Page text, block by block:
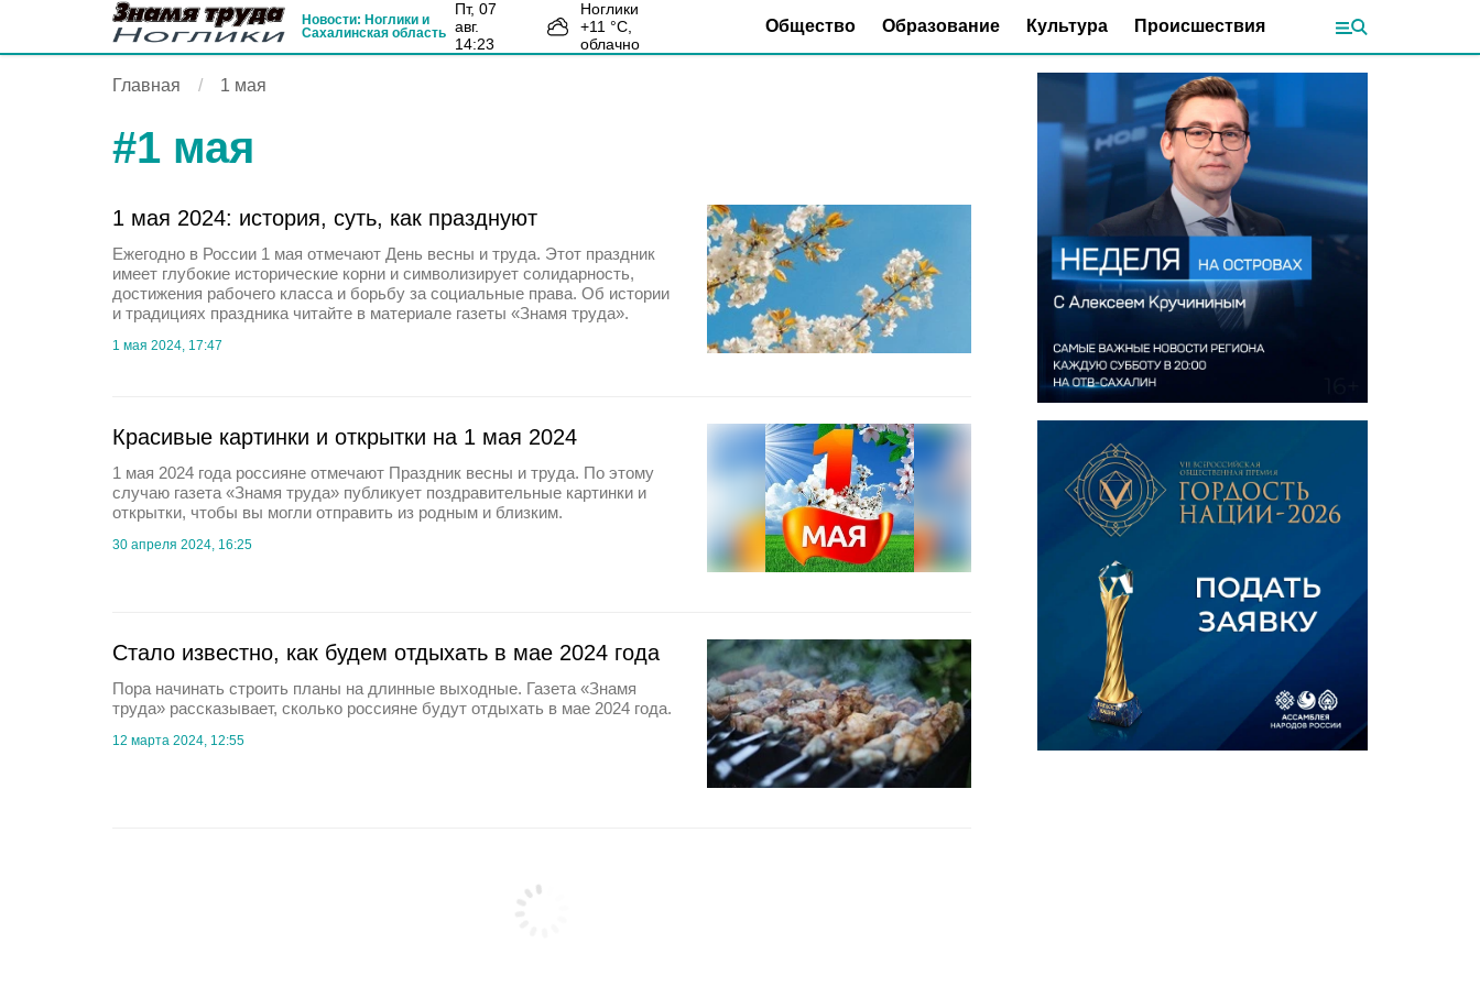
Новости: Ноглики и
Сахалинская область
пт, 07
авг.
14:23
Ноглики
+11 °С,
облачно
Общество Образование Культура Происшествия
Главная 1 мая
#1 мая
1 мая 2024: история, суть, как празднуют
Ежегодно в России 1 мая отмечают День весны и труда. Этот праздник
имеет глубокие исторические корни и символизирует солидарность,
достижения рабочего класса и борьбу за социальные права. Об истории
и традициях праздника читайте в материале газеты «Знамя труда».
1 мая 2024, 17:47
Красивые картинки и открытки на 1 мая 2024
1 мая 2024 года россияне отмечают Праздник весны и труда. По этому
случаю газета «Знамя труда» публикует поздравительные картинки и
открытки, чтобы вы могли отправить из родным и близким.
30 апреля 2024, 16:25
Стало известно, как будем отдыхать в мае 2024 года
Пора начинать строить планы на длинные выходные. Газета «Знамя
труда» рассказывает, сколько россияне будут отдыхать в мае 2024 года.
12 марта 2024, 12:55